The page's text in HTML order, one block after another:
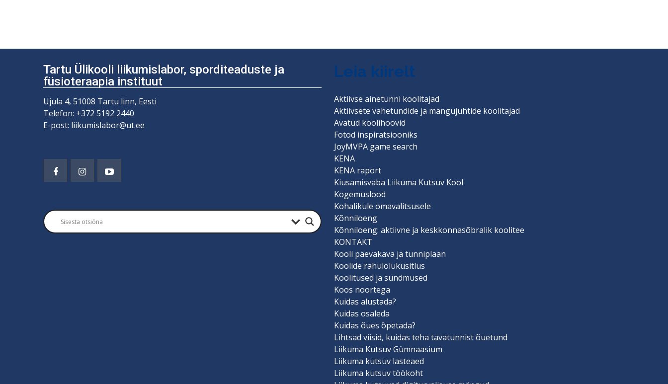
Tartu Ülikooli liikumislabor, sporditeaduste ja
füsioteraapia instituut
Ujula 4, 51008 Tartu linn, Eesti
Telefon: +372 5192 2440
E-post: liikumislabor@ut.ee
Leia kiirelt
Aktiivse ainetunni koolitajad
Aktiivsete vahetundide ja mängujuhtide koolitajad
Avatud koolihoovid
Fotod inspiratsiooniks
JoyMVPA game search
KENA
KENA raport
Kiusamisvaba Liikuma Kutsuv Kool
Kogemuslood
Kohalikule omavalitsusele
Kõnniloeng
Kõnniloeng: aktiivne ja keskkonnasõbralik koolitee
KONTAKT
Kooli päevakava ja tunniplaan
Koolide rahuloluküsitlus
Koolitused ja sündmused
Koos noortega
Kuidas alustada?
Kuidas osaleda
Kuidas õues õpetada?
Lihtsad viisid, kuidas teha tavatunnist õuetund
Liikuma Kutsuv Gümnaasium
Liikuma kutsuv lasteaed
Liikuma kutsuv töökoht